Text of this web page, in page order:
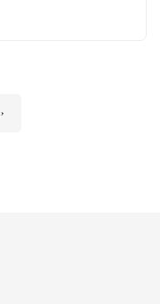
›